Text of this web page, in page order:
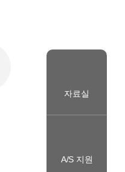
자료실
A/S 지원